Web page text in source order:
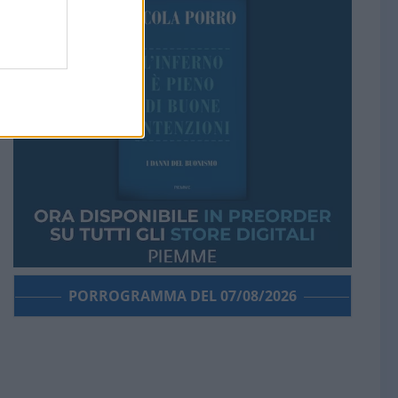
PORROGRAMMA DEL 07/08/2026